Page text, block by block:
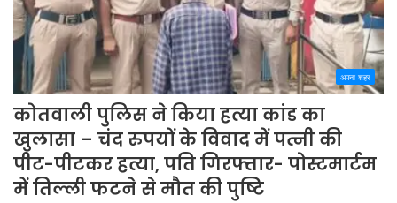
अपना शहर
कोतवाली पुलिस ने किया हत्या कांड का
खुलासा – चंद रुपयों के विवाद में पत्नी की
पीट-पीटकर हत्या, पति गिरफ्तार- पोस्टमार्टम
में तिल्ली फटने से मौत की पुष्टि